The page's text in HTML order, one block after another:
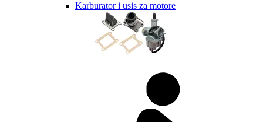
Karburator i usis za motore